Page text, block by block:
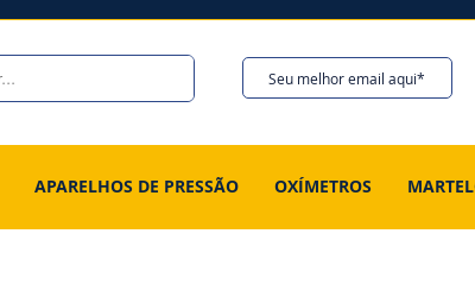
APARELHOS DE PRESSÃO OXÍMETROS